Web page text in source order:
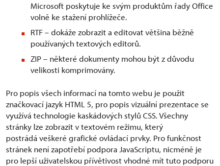
Microsoft poskytuje ke svým produktům řady Office
volně ke stažení prohlížeče.
RTF – dokáže zobrazit a editovat většina běžně
používaných textových editorů.
ZIP – některé dokumenty mohou být z důvodu
velikosti komprimovány.
Pro popis všech informací na tomto webu je použit
značkovací jazyk HTML 5, pro popis vizuální prezentace se
využívá technologie kaskádových stylů CSS. Všechny
stránky lze zobrazit v textovém režimu, který
postrádá veškeré grafické ovládací prvky. Pro funkčnost
stránek není zapotřebí podpora JavaScriptu, nicméně je
pro lepší uživatelskou přívětivost vhodné mít tuto podporu